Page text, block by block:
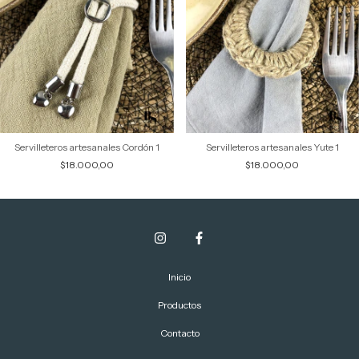
Servilleteros artesanales Cordón 1
$18.000,00
Servilleteros artesanales Yute 1
$18.000,00
Inicio
Productos
Contacto